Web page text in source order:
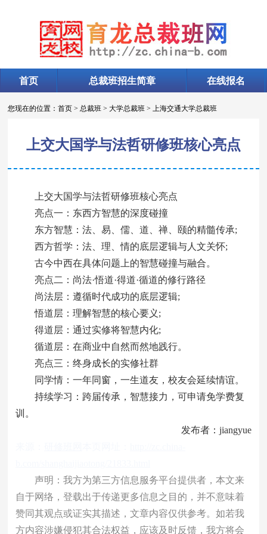
首页 总裁班招生简章 在线报名
您现在的位置：首页 >总裁班 >大学总裁班 >上海交通大学总裁班
上交大国学与法哲研修班核心亮点
上交大国学与法哲研修班核心亮点
亮点一：东西方智慧的深度碰撞
东方智慧：法、易、儒、道、禅、颐的精髓传承;
西方哲学：法、理、情的底层逻辑与人文关怀;
古今中西在具体问题上的智慧碰撞与融合。
亮点二：尚法·悟道·得道·循道的修行路径
尚法层：遵循时代成功的底层逻辑;
悟道层：理解智慧的核心要义;
得道层：通过实修将智慧内化;
循道层：在商业中自然而然地践行。
亮点三：终身成长的实修社群
同学情：一年同窗，一生道友，校友会延续情谊。
持续学习：跨届传承，智慧接力，可申请免学费复
训。
发布者：jiangyue
声明：我方为第三方信息服务平台提供者，本文来
自于网络，登载出于传递更多信息之目的，并不意味着
赞同其观点或证实其描述，文章内容仅供参考。如若我
方内容涉嫌侵犯其合法权益，应该及时反馈，我方将会